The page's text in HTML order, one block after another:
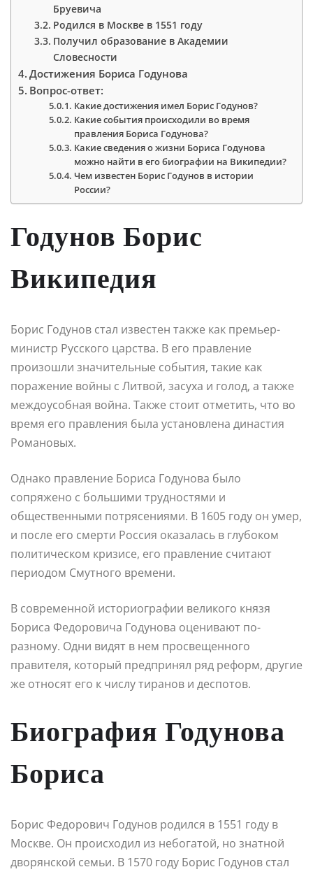
Бруевича
Родился в Москве в 1551 году
Получил образование в Академии
Словесности
Достижения Бориса Годунова
Вопрос-ответ:
Какие достижения имел Борис Годунов?
Какие события происходили во время
правления Бориса Годунова?
Какие сведения о жизни Бориса Годунова
можно найти в его биографии на Википедии?
Чем известен Борис Годунов в истории
России?
Годунов Борис
Википедия
Борис Годунов стал известен также как премьер-
министр Русского царства. В его правление
произошли значительные события, такие как
поражение войны с Литвой, засуха и голод, а также
междоусобная война. Также стоит отметить, что во
время его правления была установлена династия
Романовых.
Однако правление Бориса Годунова было
сопряжено с большими трудностями и
общественными потрясениями. В 1605 году он умер,
и после его смерти Россия оказалась в глубоком
политическом кризисе, его правление считают
периодом Смутного времени.
В современной историографии великого князя
Бориса Федоровича Годунова оценивают по-
разному. Одни видят в нем просвещенного
правителя, который предпринял ряд реформ, другие
же относят его к числу тиранов и деспотов.
Биография Годунова
Бориса
Борис Федорович Годунов родился в 1551 году в
Москве. Он происходил из небогатой, но знатной
дворянской семьи. В 1570 году Борис Годунов стал